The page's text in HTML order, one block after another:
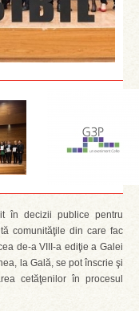
în decizii publice pentru
comunităţile din care fac
de-a VIII-a ediţie a Galei
la Gală, se pot înscrie şi
cetăţenilor în procesul